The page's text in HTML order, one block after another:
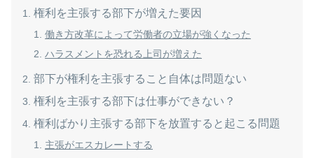
権利を主張する部下が増えた要因
働き方改革によって労働者の立場が強くなった
ハラスメントを恐れる上司が増えた
部下が権利を主張すること自体は問題ない
権利を主張する部下は仕事ができない？
権利ばかり主張する部下を放置すると起こる問題
主張がエスカレートする